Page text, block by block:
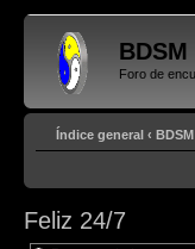
Foro de
Índice general ‹
Feliz 24/7